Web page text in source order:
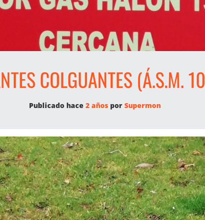
COLGUANTES (Á.S.M.
Publicado hace 2 años por Supermon